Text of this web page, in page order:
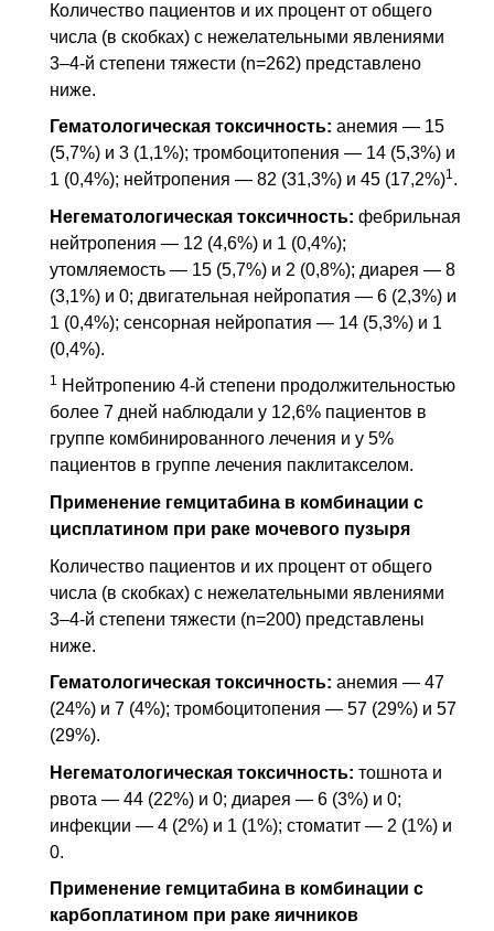
Количество пациентов и их процент от общего
числа (в скобках) с нежелательными явлениями
3–4-й степени тяжести (n=262) представлено
ниже.
Гематологическая токсичность: анемия — 15
(5,7%) и 3 (1,1%); тромбоцитопения — 14 (5,3%) и
1 (0,4%); нейтропения — 82 (31,3%) и 45 (17,2%)1.
Негематологическая токсичность: фебрильная
нейтропения — 12 (4,6%) и 1 (0,4%);
утомляемость — 15 (5,7%) и 2 (0,8%); диарея — 8
(3,1%) и 0; двигательная нейропатия — 6 (2,3%) и
1 (0,4%); сенсорная нейропатия — 14 (5,3%) и 1
(0,4%).
1 Нейтропению 4-й степени продолжительностью
более 7 дней наблюдали у 12,6% пациентов в
группе комбинированного лечения и у 5%
пациентов в группе лечения паклитакселом.
Применение гемцитабина в комбинации с
цисплатином при раке мочевого пузыря
Количество пациентов и их процент от общего
числа (в скобках) с нежелательными явлениями
3–4-й степени тяжести (n=200) представлены
ниже.
Гематологическая токсичность: анемия — 47
(24%) и 7 (4%); тромбоцитопения — 57 (29%) и 57
(29%).
Негематологическая токсичность: тошнота и
рвота — 44 (22%) и 0; диарея — 6 (3%) и 0;
инфекции — 4 (2%) и 1 (1%); стоматит — 2 (1%) и
0.
Применение гемцитабина в комбинации с
карбоплатином при раке яичников